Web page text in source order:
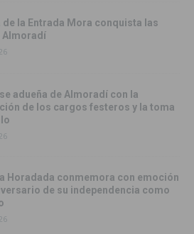
de la Entrada Mora conquista las
Almoradí
adueña de Almoradí con la
de los cargos festeros y la toma
Horadada conmemora con emoción
de su independencia como